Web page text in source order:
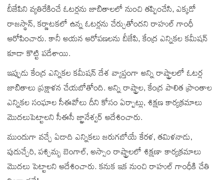
బీజేపిని వ్యతిరేకించే ఓటర్లను జాబితాలలో నుంచి తప్పించేసి, ఎక్కడో
రాజస్థాన్, కర్ణాటకలో ఉన్న ఓటర్లను చేర్చుతోందని రాహుల్ గాంధీ
ఆరోపించారు. కానీ అయన ఆరోపణలను బీజేపి, కేంద్ర ఎన్నికల కమీషన్
కూడా కొట్టి పడేశాయి.
ఇప్పుడు కేంద్ర ఎన్నికల కమీషన్‌ దేశ వ్యాప్తంగా అన్ని రాష్ట్రాలలో ఓటర్ల
జాబితాలు ప్రక్షాళన చేయబోతోంది. అన్ని రాష్ట్రాల, కేంద్ర పాలిత ప్రాంతాల
ఎన్నికల సంఘాల సీఈవోలు దీని కోసం ఏర్పాట్లు, శిక్షణ కార్యక్రమాలు
మొదలుపెట్టాలని సీఈసీ జ్ఞానేశ్వర్ ఆదేశించారు.
ముందుగా వచ్చే ఏడాది ఎన్నికలు జరుగబోయే కేరళ, తమిళనాడు,
పుదుచ్చేరి, పశ్చిమ్బ బెంగాల్, అస్సాం రాష్ట్రాలలో శిక్షణా కార్యక్రమాలు
మొదలు పెట్టాలని ఆదేశించారు. కనుక ఇక నుంచి రాహుల్ గాంధీకి చేతి